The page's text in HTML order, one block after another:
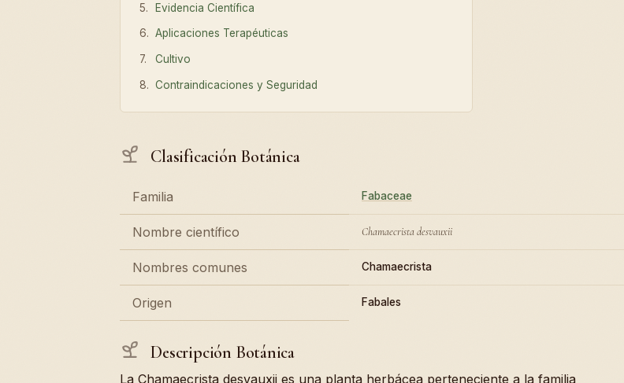
Evidencia Científica
Aplicaciones Terapéuticas
Cultivo
Contraindicaciones y Seguridad
Clasificación Botánica
Familia Fabaceae
Nombre científico Chamaecrista desvauxii
Nombres comunes Chamaecrista
Origen Fabales
Descripción Botánica
La Chamaecrista desvauxii es una planta herbácea perteneciente a la familia